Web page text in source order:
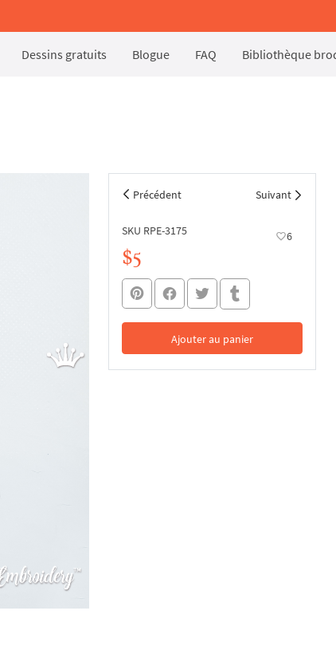
Dessins gratuits Blogue FAQ Bibliothèque
Précédent Suivant
SKU RPE-3175 6
$5
Ajouter au panier
Dans le panier